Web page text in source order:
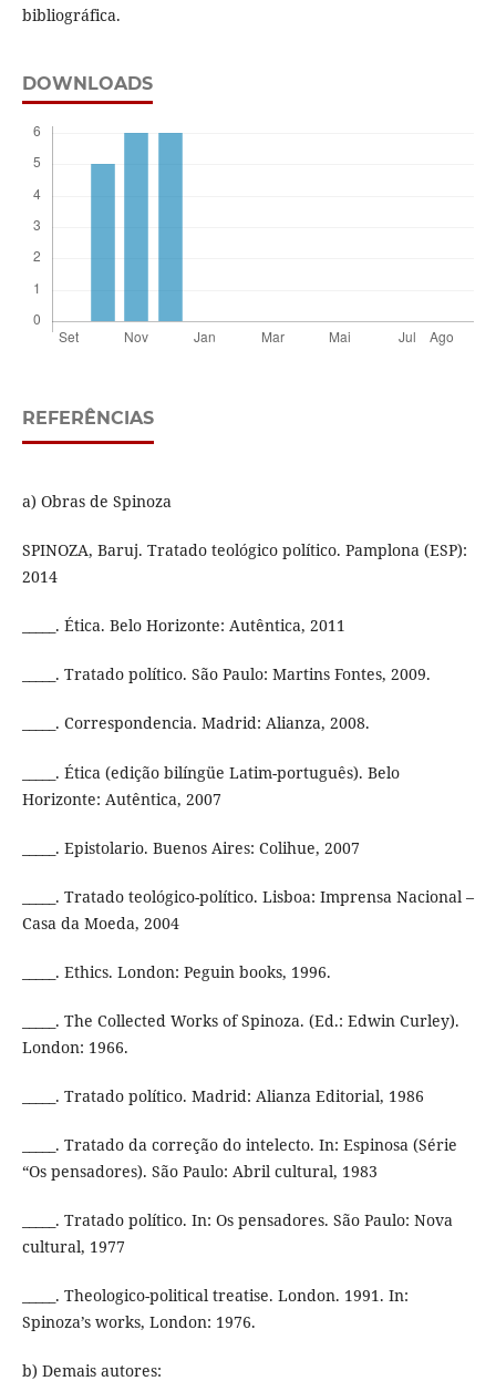
bibliográfica.
DOWNLOADS
REFERÊNCIAS
a) Obras de Spinoza
SPINOZA, Baruj. Tratado teológico político. Pamplona (ESP):
2014
_____. Ética. Belo Horizonte: Autêntica, 2011
_____. Tratado político. São Paulo: Martins Fontes, 2009.
_____. Correspondencia. Madrid: Alianza, 2008.
_____. Ética (edição bilíngüe Latim-português). Belo
Horizonte: Autêntica, 2007
_____. Epistolario. Buenos Aires: Colihue, 2007
_____. Tratado teológico-político. Lisboa: Imprensa Nacional –
Casa da Moeda, 2004
_____. Ethics. London: Peguin books, 1996.
_____. The Collected Works of Spinoza. (Ed.: Edwin Curley).
London: 1966.
_____. Tratado político. Madrid: Alianza Editorial, 1986
_____. Tratado da correção do intelecto. In: Espinosa (Série
“Os pensadores). São Paulo: Abril cultural, 1983
_____. Tratado político. In: Os pensadores. São Paulo: Nova
cultural, 1977
_____. Theologico-political treatise. London. 1991. In:
Spinoza’s works, London: 1976.
b) Demais autores: